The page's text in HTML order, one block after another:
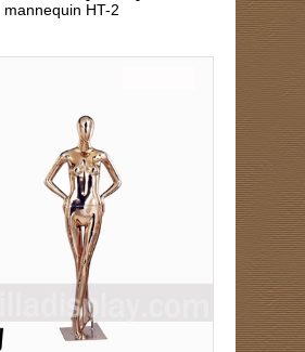
mannequin HT-2